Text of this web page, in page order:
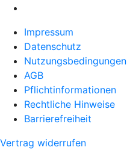
Impressum
Datenschutz
Nutzungsbedingungen
AGB
Pflichtinformationen
Rechtliche Hinweise
Barrierefreiheit
Vertrag widerrufen